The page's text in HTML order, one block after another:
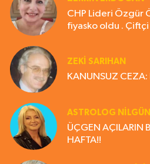
CHP Lideri Özgür
fiyasko oldu . Çiftçi
ZEKI SARIHAN
KANUNSUZ CEZA:
ASTROLOG
ÜÇGEN AÇILARIN
HAFTA!!